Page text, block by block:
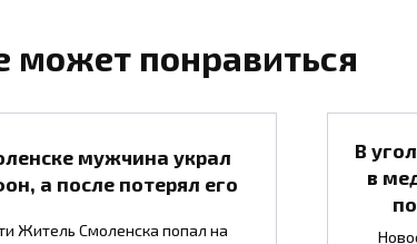
может понравиться
мужчина украл
а после потерял его
Житель Смоленска попал на
В
в